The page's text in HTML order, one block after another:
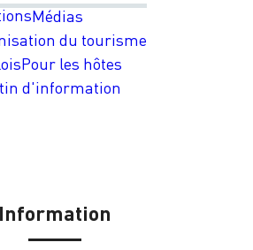
Médias
du tourisme
Pour les hôtes
d'information
Information